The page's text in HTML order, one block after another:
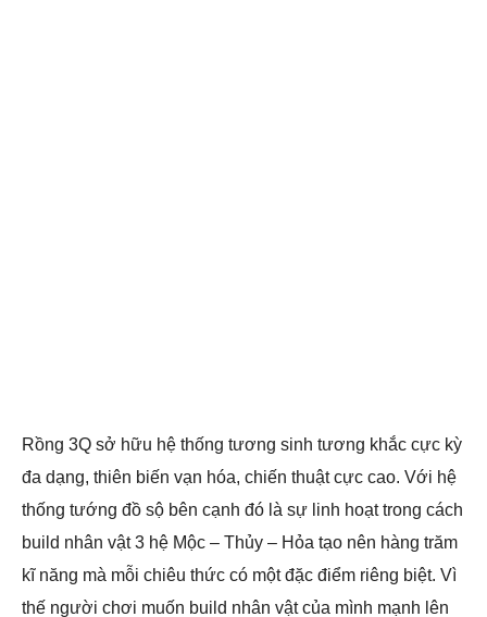
Rồng 3Q sở hữu hệ thống tương sinh tương khắc cực kỳ
đa dạng, thiên biến vạn hóa, chiến thuật cực cao. Với hệ
thống tướng đồ sộ bên cạnh đó là sự linh hoạt trong cách
build nhân vật 3 hệ Mộc – Thủy – Hỏa tạo nên hàng trăm
kĩ năng mà mỗi chiêu thức có một đặc điểm riêng biệt. Vì
thế người chơi muốn build nhân vật của mình mạnh lên